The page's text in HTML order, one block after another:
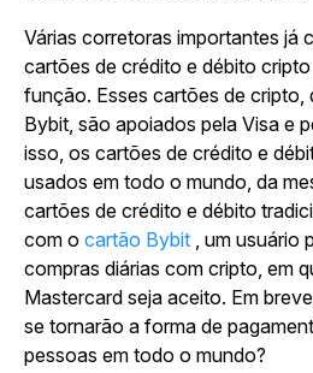
Várias corretoras importantes já
cartões de crédito e débito
função. Esses cartões de
Bybit, são apoiados pela Visa e
isso, os cartões de crédito e
usados em todo o mundo, da
cartões de crédito e débito
com o cartão Bybit , um usuário
compras diárias com cripto, em
Mastercard seja aceito. Em
se tornarão a forma de
pessoas em todo o mundo?